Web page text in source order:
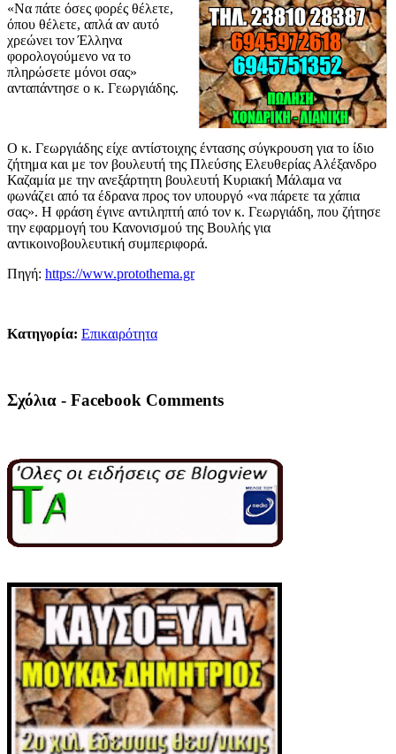
«Να πάτε όσες φορές θέλετε,
όπου θέλετε, απλά αν αυτό
χρεώνει τον Έλληνα
φορολογούμενο να το
πληρώσετε μόνοι σας»
ανταπάντησε ο κ. Γεωργιάδης.
Ο κ. Γεωργιάδης είχε αντίστοιχης έντασης σύγκρουση για το ίδιο
ζήτημα και με τον βουλευτή της Πλεύσης Ελευθερίας Αλέξανδρο
Καζαμία με την ανεξάρτητη βουλευτή Κυριακή Μάλαμα να
φωνάζει από τα έδρανα προς τον υπουργό «να πάρετε τα χάπια
σας». Η φράση έγινε αντιληπτή από τον κ. Γεωργιάδη, που ζήτησε
την εφαρμογή του Κανονισμού της Βουλής για
αντικοινοβουλευτική συμπεριφορά.
Πηγή: https://www.protothema.gr
Κατηγορία: Επικαιρότητα
Σχόλια - Facebook Comments